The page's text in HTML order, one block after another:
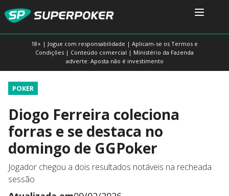
18+ | Jogue com responsabilidade | Aplicam-se os Termos e
Condições | Conteúdo comercial | Ministério da Fazenda
adverte: Aposta não é investimento
POKER
Diogo Ferreira coleciona
forras e se destaca no
domingo de GGPoker
Jogador chegou a dois resultados notáveis na recheada
sessão